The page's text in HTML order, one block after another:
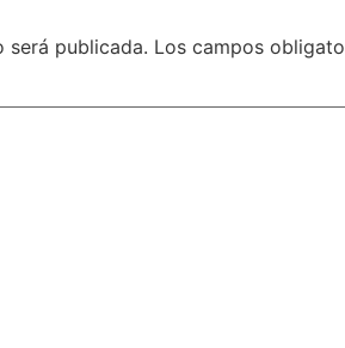
será publicada. Los campos